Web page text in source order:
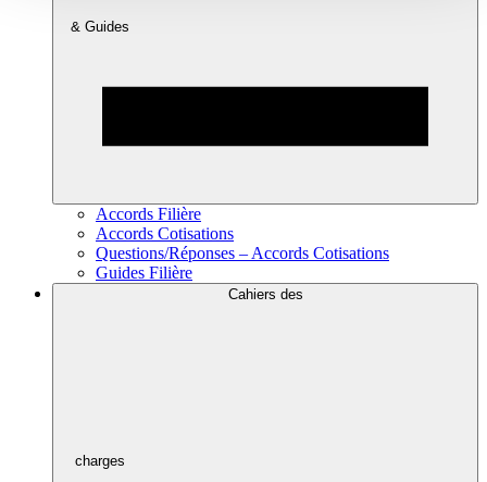
& Guides
Accords Filière
Accords Cotisations
Questions/Réponses – Accords Cotisations
Guides Filière
Cahiers des
charges